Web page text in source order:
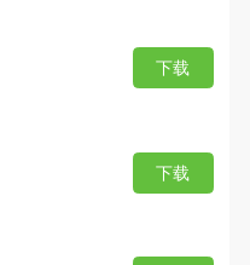
下载
下载